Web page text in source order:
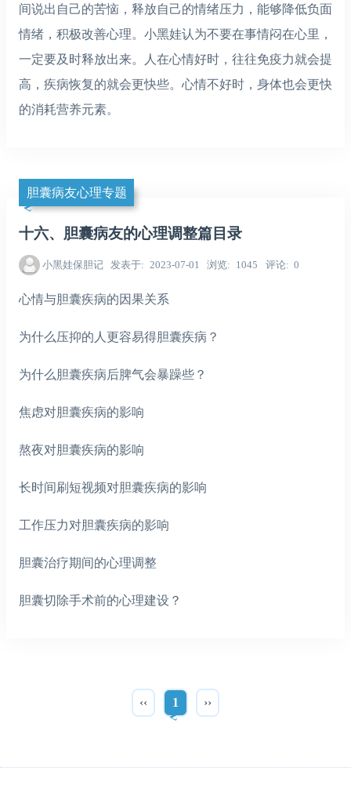
间说出自己的苦恼，释放自己的情绪压力，能够降低负面
情绪，积极改善心理。小黑娃认为不要在事情闷在心里，
一定要及时释放出来。人在心情好时，往往免疫力就会提
高，疾病恢复的就会更快些。心情不好时，身体也会更快
的消耗营养元素。
胆囊病友心理专题
十六、胆囊病友的心理调整篇目录
小黑娃保胆记 发表于 2023-07-01 浏览 1045 评论 0
心情与胆囊疾病的因果关系
为什么压抑的人更容易得胆囊疾病？
为什么胆囊疾病后脾气会暴躁些？
焦虑对胆囊疾病的影响
熬夜对胆囊疾病的影响
长时间刷短视频对胆囊疾病的影响
工作压力对胆囊疾病的影响
胆囊治疗期间的心理调整
胆囊切除手术前的心理建设？
‹‹ 1 ››